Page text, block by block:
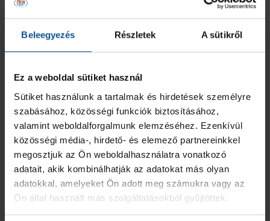
Beleegyezés Részletek A sütikről
Ez a weboldal sütiket használ
Sütiket használunk a tartalmak és hirdetések személyre
szabásához, közösségi funkciók biztosításához,
valamint weboldalforgalmunk elemzéséhez. Ezenkívül
közösségi média-, hirdető- és elemező partnereinkkel
megosztjuk az Ön weboldalhasználatra vonatkozó
adatait, akik kombinálhatják az adatokat más olyan
adatokkal, amelyeket Ön adott meg számukra vagy az
Ön által használt más szolgáltatásokból gyűjtöttek.
márc. 06. szombat
NB I
17:00
Csurgói KK VS OTP Bank-PICK Szeged
Csurgó
Sótonyi László Sportcsarnok